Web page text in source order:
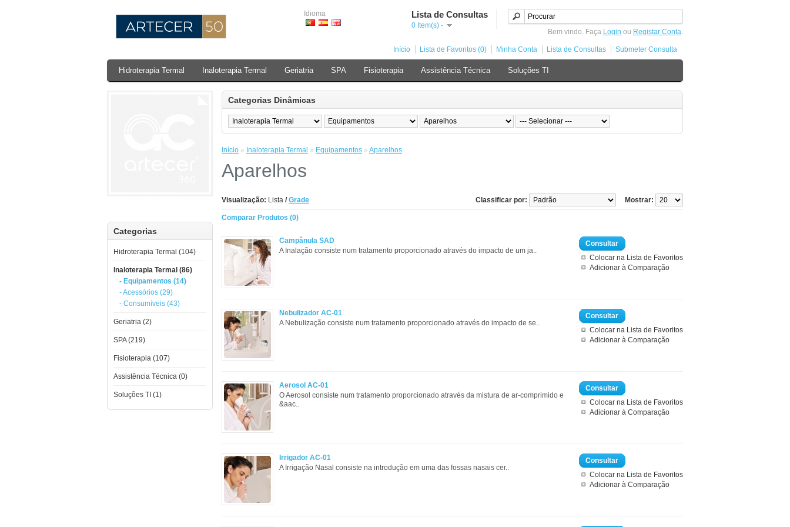
Idioma Lista de Consultas
0 Item(s) -
Bem vindo. Faça Login ou Registar Conta.
Início Lista de Favoritos (0) Minha Conta Lista de Consultas Submeter Consulta
Hidroterapia Termal Inaloterapia Termal Geriatria SPA Fisioterapia Assistência Técnica Soluções TI
Categorias
Hidroterapia Termal (104)
Inaloterapia Termal (86)
- Equipamentos (14)
- Acessórios (29)
- Consumíveis (43)
Geriatria (2)
SPA (219)
Fisioterapia (107)
Assistência Técnica (0)
Soluções TI (1)
Categorias Dinâmicas
Início » Inaloterapia Termal » Equipamentos » Aparelhos
Aparelhos
Visualização: Lista / Grade Mostrar:
Classificar por:
Comparar Produtos (0)
Consultar
Colocar na Lista de Favoritos
Adicionar à Comparação
Campânula SAD
A Inalação consiste num tratamento proporcionado através do impacto de um ja..
Consultar
Colocar na Lista de Favoritos
Adicionar à Comparação
Nebulizador AC-01
A Nebulização consiste num tratamento proporcionado através do impacto de se..
Consultar
Colocar na Lista de Favoritos
Adicionar à Comparação
Aerosol AC-01
O Aerosol consiste num tratamento proporcionado através da mistura de ar-comprimido e
&aac..
Consultar
Colocar na Lista de Favoritos
Adicionar à Comparação
Irrigador AC-01
A Irrigação Nasal consiste na introdução em uma das fossas nasais cer..